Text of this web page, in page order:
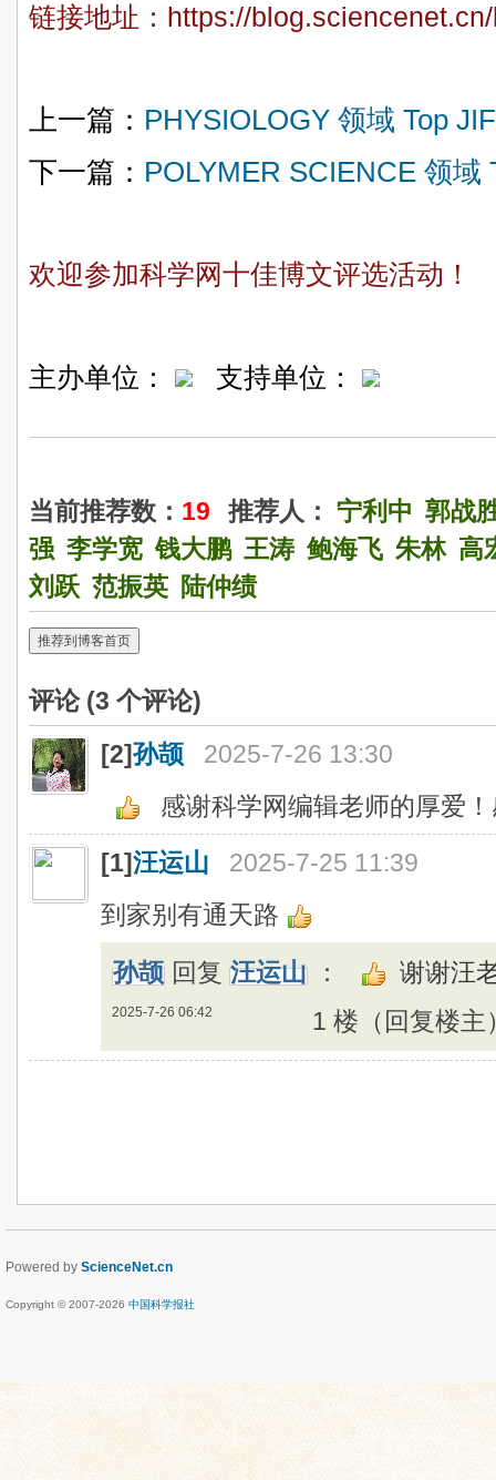
链接地址： https://
上一篇： PHYSIOLOGY 领域 Top
下一篇： POLYMER SCIENCE 领域
欢迎参加科学网十佳博文评选活动！
主办单位： 支持单位：
当前推荐数： 19 推荐人： 宁利中 郭战
强 李学宽 钱大鹏 王涛 鲍海飞 朱林 高
刘跃 范振英 陆仲绩
推荐到博客首页
评论 (3 个评论)
[2]孙颉
2025-7-26 13:30
感谢科学网编辑老师的厚爱
[1]汪运山
2025-7-25 11:39
到家别有通天路
孙颉 回复 汪运山 ： 谢谢汪
2025-7-26 06:42 1 楼（回复楼主
Powered by ScienceNet.cn
Copyright © 2007-2026 中国科学报社